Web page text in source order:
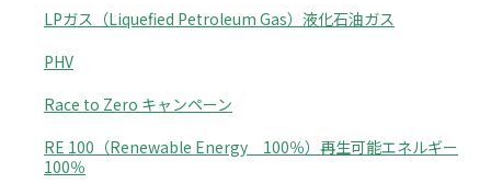
LPガス（Liquefied Petroleum Gas）液化石油ガス
PHV
Race to Zero キャンペーン
RE 100（Renewable Energy 100％）再生可能エネルギー
100％